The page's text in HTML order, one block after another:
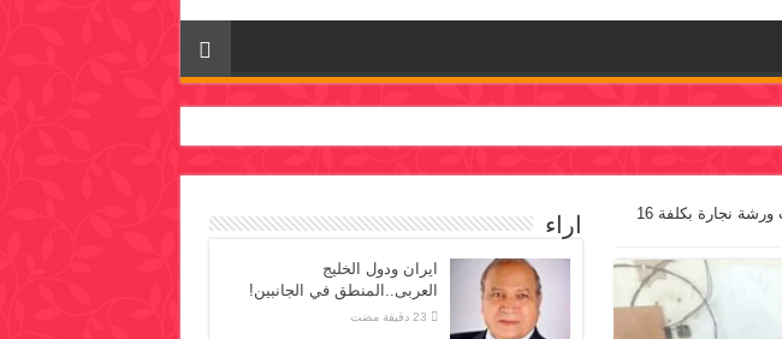
صندوق تنمية المهارات يرفد مركز التدريب باصلاحية الحديدة بتجهيزات وأدوات ورشة نجارة بكلفة 16
اراء
ايران ودول الخليج
العربى..المنطق في الجانبين!